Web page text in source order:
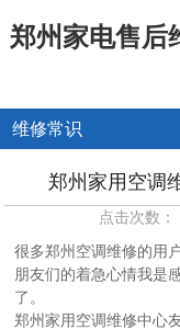
郑州家电售后
维修常识
郑州家用空调
点击次数
很多郑州空调维修的用
朋友们的着急心情我是
了。
郑州家用空调维修中心